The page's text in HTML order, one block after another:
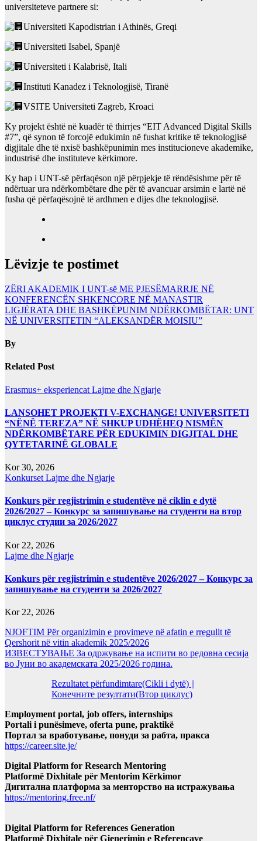
universiteteve partnere si:
Universiteti Kapodistrian i Athinës, Greqi
Universiteti Isabel, Spanjë
Universiteti i Kalabrisë, Itali
Instituti Kanadez i Teknologjisë, Tiranë
VSITE Universiteti Zagreb, Kroaci
Ky projekt është në kuadër të thirrjes “EIT Advanced Digital Skills
#7”, që synon të forcojë edukimin në fushat kritike të teknologjisë
digjitale dhe të nxisë bashkëpunimin mes institucioneve akademike,
industrisë dhe instituteve kërkimore.
Ky hap i UNT-së përfaqëson një përpjekje të rëndësishme për të
ndërtuar ura ndërkombëtare dhe për të avancuar arsimin e lartë në
fusha që përfaqësojnë të ardhmen e dijes dhe teknologjisë.
Lëvizje te postimet
ZËRI AKADEMIK I UNT-së ME PJESËMARRJE NË
KONFERENCËN SHKENCORE NË MANASTIR
LIGJËRATA DHE BASHKËPUNIM NDËRKOMBËTAR: UNT
NË UNIVERSITETIN “ALEKSANDËR MOISIU”
By
Related Post
Erasmus+ eksperiencat Lajme dhe Ngjarje
LANSOHET PROJEKTI V-EXCHANGE! UNIVERSITETI
“NËNË TEREZA” NË SHKUP UDHËHEQ NISMËN
NDËRKOMBËTARE PËR EDUKIMIN DIGJITAL DHE
QYTETARINË GLOBALE
Kor 30, 2026
Konkurset Lajme dhe Ngjarje
Konkurs për regjistrimin e studentëve në ciklin e dytë
2026/2027 – Конкурс за запишување на студенти на втор
циклус студии за 2026/2027
Kor 22, 2026
Lajme dhe Ngjarje
Konkurs për regjistrimin e studentëve 2026/2027 – Конкурс за
запишување на студенти за 2026/2027
Kor 22, 2026
NJOFTIM Për organizimin e provimeve në afatin e rregullt të
Qershorit në vitin akademik 2025/2026
ИЗВЕСТУВАЊЕ За одржување на испити во редовна сесија
во Јуни во академската 2025/2026 година.
Rezultatet përfundimtare(Cikli i dytë) ||
Конечните резултати(Втор циклус)
Employment portal, job offers, internships
Portali i punësimeve, oferta pune, praktikë
Портал за вработување, понуди за рабта, пракса
https://career.site.je/
Digital Platform for Research Mentoring
Platformë Dixhitale për Mentorim Kërkimor
Дигитална платформа за менторство на истражувања
https://mentoring.free.nf/
Digital Platform for References Generation
Platformë Dixhitale për Gjenerimin e Referencave